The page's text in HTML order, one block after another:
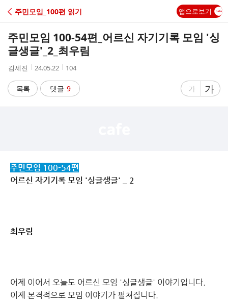
C
A
주민모임_100편 읽기 앱으로보기
주민모임 100-54편_어르신 자기기록 모임 '싱
글생글'_2_최우림
작
자
김세진
작
시
간
24.05.22
조
수
104
목록 댓글 9
글
가
글
자
가
주민모임 100-54편
어르신 자기기록 모임 '싱글생글' _ 2
최우림
어제 이어서 오늘도 어르신 모임 '싱글생글' 이야기입니다.
이제 본격적으로 모임 이야기가 펼쳐집니다.